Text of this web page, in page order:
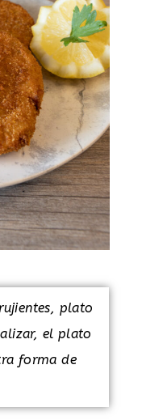
plato
el plato
forma de